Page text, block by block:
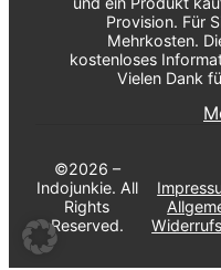
Provision. Für
Mehrkosten.
kostenloses
Vielen Dank
©2026 –
Indojunkie. All
Rights
Reserved.